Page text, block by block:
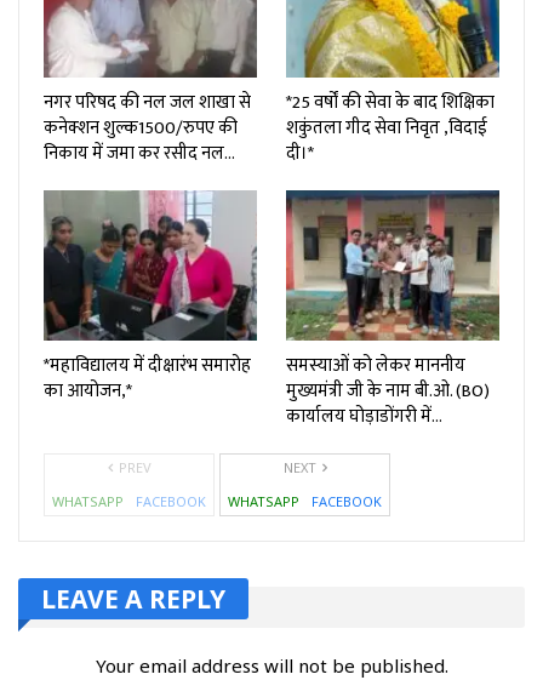
नगर परिषद की नल जल शाखा से
कनेक्शन शुल्क₹1500/रुपए की
निकाय में जमा कर रसीद नल…
*25 वर्षों की सेवा के बाद शिक्षिका
शकुंतला गीद सेवा निवृत ,विदाई
दी।*
*महाविद्यालय में दीक्षारंभ समारोह
का आयोजन,*
समस्याओं को लेकर माननीय
मुख्यमंत्री जी के नाम बी.ओ. (BO)
कार्यालय घोड़ाडोंगरी में…
PREV
WHATSAPP
FACEBOOK
NEXT
WHATSAPP
FACEBOOK
LEAVE A REPLY
Your email address will not be published.